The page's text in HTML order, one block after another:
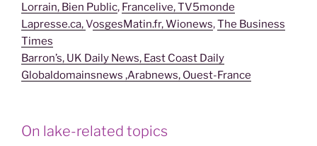
Lorrain, Bien Public, Francelive,TV5monde
Lapresse.ca,VosgesMatin.fr,Wionews,The Business
Times
Barron’s, UK Daily News, East Coast Daily
Globaldomainsnews ,Arabnews, Ouest-France
On lake-related topics